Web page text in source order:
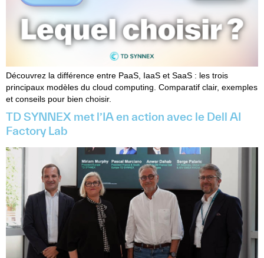
Découvrez la différence entre PaaS, IaaS et SaaS : les trois
principaux modèles du cloud computing. Comparatif clair, exemples
et conseils pour bien choisir.
TD SYNNEX met l’IA en action avec le Dell AI
Factory Lab